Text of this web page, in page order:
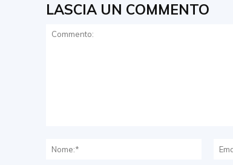
LASCIA UN COMMENTO
Nome:*